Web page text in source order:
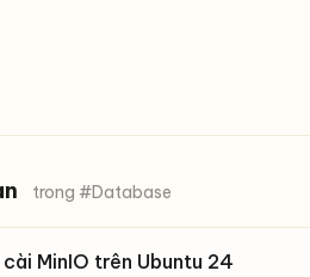
trong #Database
cài MinIO trên Ubuntu 24